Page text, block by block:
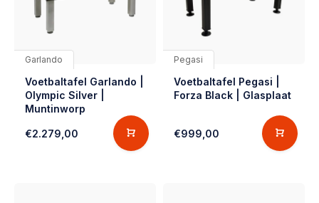
Garlando
Voetbaltafel Garlando |
Olympic Silver |
Muntinworp
€2.279,00
Pegasi
Voetbaltafel Pegasi |
Forza Black | Glasplaat
€999,00